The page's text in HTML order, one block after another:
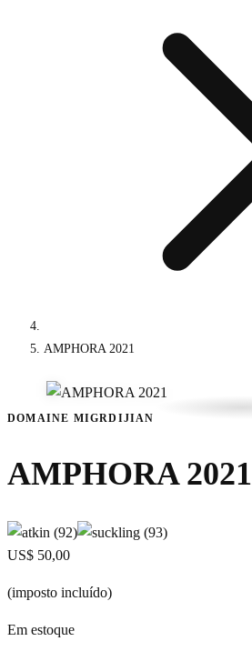
AMPHORA 2021
DOMAINE MIGRDIJIAN
AMPHORA 2021
US$ 50,00
(imposto incluído)
Em estoque